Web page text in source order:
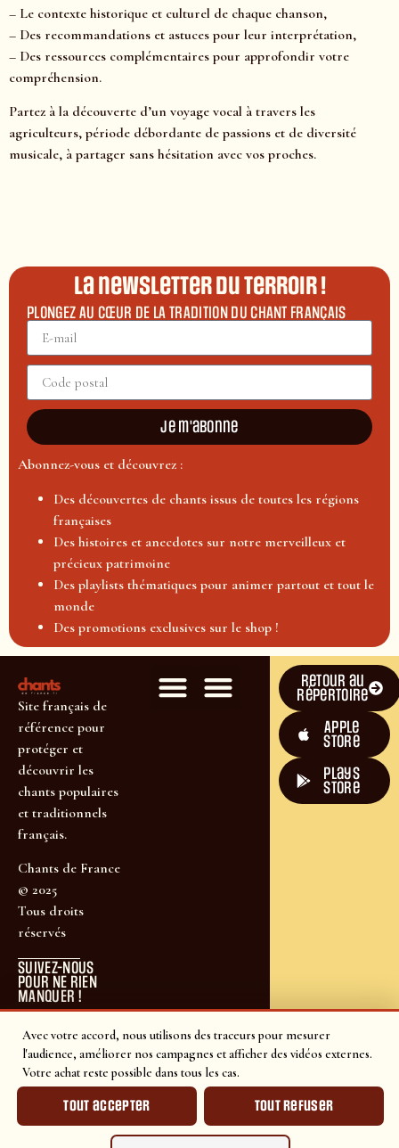
Avec votre accord, nous utilisons des traceurs pour mesurer
l'audience, améliorer nos campagnes et afficher des vidéos externes.
Votre achat reste possible dans tous les cas.
Tout accepter Tout refuser
– Le contexte historique et culturel de chaque chanson,
– Des recommandations et astuces pour leur interprétation,
– Des ressources complémentaires pour approfondir votre
compréhension.
Partez à la découverte d’un voyage vocal à travers les
agriculteurs, période débordante de passions et de diversité
musicale, à partager sans hésitation avec vos proches.
La newsletter du terroir !
PLONGEZ AU CŒUR DE LA TRADITION DU CHANT FRANÇAIS
Je m'abonne
Abonnez-vous et découvrez :
Des découvertes de chants issus de toutes les régions
françaises
Des histoires et anecdotes sur notre merveilleux et
précieux patrimoine
Des playlists thématiques pour animer partout et tout le
monde
Des promotions exclusives sur le shop !
Site français de
référence pour
protéger et
découvrir les
chants populaires
et traditionnels
français.
Chants de France
© 2025
Tous droits
réservés
SUIVEZ-NOUS
POUR NE RIEN
MANQUER !
Retour au
répertoire
Apple
Store
plays
store